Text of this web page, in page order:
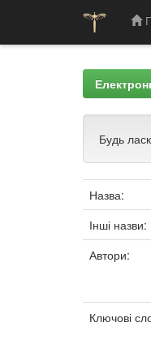
Будь
Назва:
Інші назви:
Автори:
Ключові